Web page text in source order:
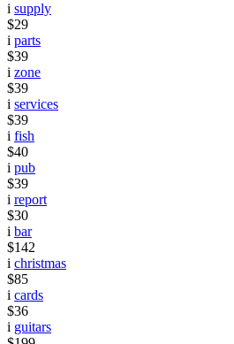
i supply
$29
i parts
$39
i zone
$39
i services
$39
i fish
$40
i pub
$39
i report
$30
i bar
$142
i christmas
$85
i cards
$36
i guitars